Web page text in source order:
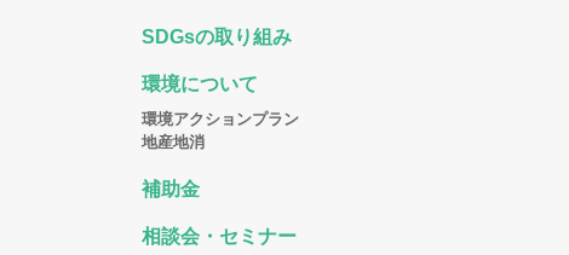
SDGsの取り組み
環境について
環境アクションプラン
地産地消
補助金
相談会・セミナー